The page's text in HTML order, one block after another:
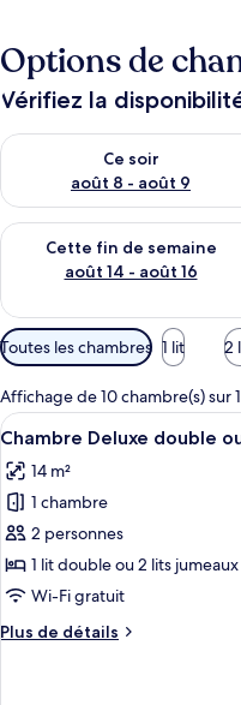
Options de
Vérifiez la
Ce soir
août 8 - août 9
Vérifier la disponibilité pour
Cette fin de semaine
août 14 - août 16
Vérifier la disponibilité
Filtres
disponibles
pour
les
chambres
Toutes les chambres 1 lit 2
Affichage de 10 chambre(s) sur
Afficher
toutes
les
photos
pour
ce
type
chambre :
9
Chambre Deluxe double
14 m²
1 chambre
2 personnes
1 lit double ou 2 lits jumeaux
Wi-Fi gratuit
Plus de détails
Plus